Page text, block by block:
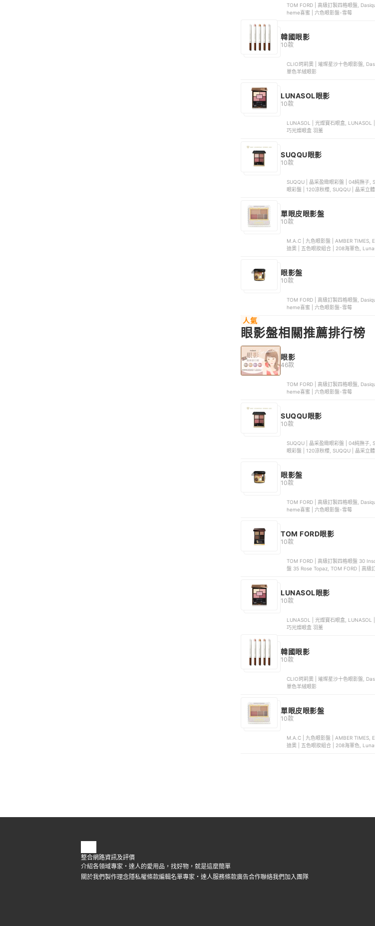
TOM FORD | 高級訂製四格眼盤,
heme喜蜜 | 六色眼影盤-雪莓
韓國眼影
10款
CLIO珂莉奧 | 璀璨星沙十色眼影盤, Dasique | 九宮格眼影盤, 3CE | 迷你四色眼
單色羊絨眼影
LUNASOL眼影
10款
LUNASOL | 光燦寶石眼盒, LUNASOL
巧光燦眼盒 羽薰
SUQQU眼影
10款
SUQQU | 晶采盈緻眼彩盤 | 04純撫子,
眼彩盤 | 120涼秋櫻, SUQQU | 晶采立
單眼皮眼影盤
10款
M.A.C | 九色眼影盤 | AMBER TIMES, EXCEL | 裸色深邃眼影 #SR03時尚暖棕, SHISEIDO資生堂 | 心機星魅咖啡特調眼影 | BE303, Dior
眼影盤
10款
TOM FORD | 高級訂製四格眼盤,
heme喜蜜 | 六色眼影盤-雪莓
人氣
眼影盤相關推薦排行榜
眼影
46款
TOM FORD | 高級訂製四格眼盤,
heme喜蜜 | 六色眼影盤-雪莓
SUQQU眼影
10款
SUQQU | 晶采盈緻眼彩盤 | 04純撫子,
眼彩盤 | 120涼秋櫻, SUQQU | 晶采立
眼影盤
10款
TOM FORD | 高級訂製四格眼盤,
heme喜蜜 | 六色眼影盤-雪莓
TOM FORD眼影
10款
TOM FORD | 高級訂製四格眼盤 30
盤 35 Rose Topaz, TOM FORD | 高級
LUNASOL眼影
10款
LUNASOL | 光燦寶石眼盒, LUNASOL
巧光燦眼盒 羽薰
韓國眼影
10款
CLIO珂莉奧 | 璀璨星沙十色眼影盤, Dasique | 九宮格眼影盤, 3CE | 迷你四色眼
單色羊絨眼影
單眼皮眼影盤
10款
M.A.C | 九色眼影盤 | AMBER TIMES, EXCEL | 裸色深邃眼影 #SR03時尚暖棕, SHISEIDO資生堂 | 心機星魅咖啡特調眼影 | BE303, Dior
整合網路資訊及評價
介紹各領域專家・達人的愛用品，找好物，就是這麼簡單
關於我們製作理念隱私權條款編輯名單專家・達人服務條款廣告合作聯絡我們加入團隊